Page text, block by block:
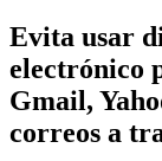
Evita usar
electrónico
Gmail,
correos a